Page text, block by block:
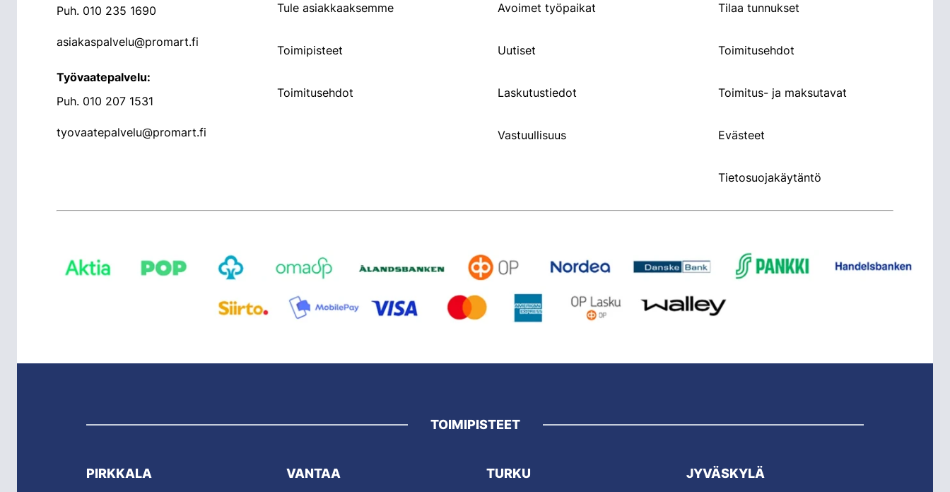
Puh. 010 235 1690
asiakaspalvelu@promart.fi
Työvaatepalvelu:
Puh. 010 207 1531
tyovaatepalvelu@promart.fi
Tule asiakkaaksemme
Toimipisteet
Toimitusehdot
Avoimet työpaikat
Uutiset
Laskutustiedot
Vastuullisuus
Tilaa tunnukset
Toimitusehdot
Toimitus- ja maksutavat
Evästeet
Tietosuojakäytäntö
TOIMIPISTEET
PIRKKALA VANTAA TURKU JYVÄSKYLÄ